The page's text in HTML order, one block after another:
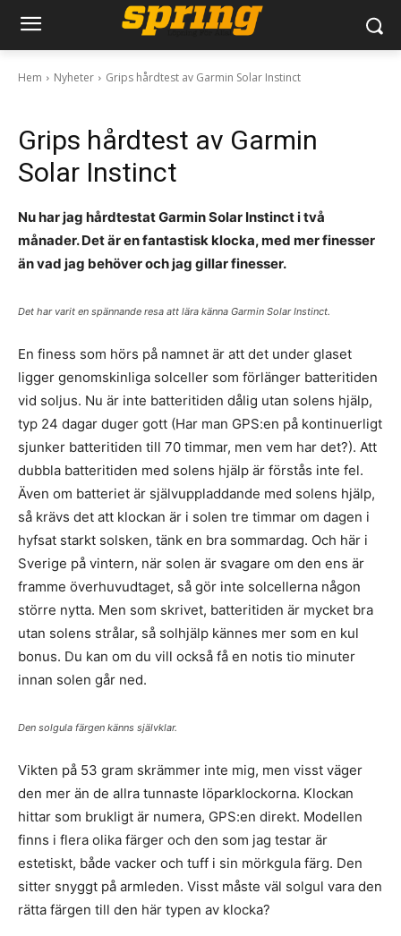
Hem Nyheter Grips hårdtest av Garmin Solar Instinct
Grips hårdtest av Garmin
Solar Instinct
Nu har jag hårdtestat Garmin Solar Instinct i två
månader. Det är en fantastisk klocka, med mer finesser
än vad jag behöver och jag gillar finesser.
Det har varit en spännande resa att lära känna Garmin Solar Instinct.
En finess som hörs på namnet är att det under glaset
ligger genomskinliga solceller som förlänger batteritiden
vid soljus. Nu är inte batteritiden dålig utan solens hjälp,
typ 24 dagar duger gott (Har man GPS:en på kontinuerligt
sjunker batteritiden till 70 timmar, men vem har det?). Att
dubbla batteritiden med solens hjälp är förstås inte fel.
Även om batteriet är självuppladdande med solens hjälp,
så krävs det att klockan är i solen tre timmar om dagen i
hyfsat starkt solsken, tänk en bra sommardag. Och här i
Sverige på vintern, när solen är svagare om den ens är
framme överhuvudtaget, så gör inte solcellerna någon
större nytta. Men som skrivet, batteritiden är mycket bra
utan solens strålar, så solhjälp kännes mer som en kul
bonus. Du kan om du vill också få en notis tio minuter
innan solen går ned.
Den solgula färgen känns självklar.
Vikten på 53 gram skrämmer inte mig, men visst väger
den mer än de allra tunnaste löparklockorna. Klockan
hittar som brukligt är numera, GPS:en direkt. Modellen
finns i flera olika färger och den som jag testar är
estetiskt, både vacker och tuff i sin mörkgula färg. Den
sitter snyggt på armleden. Visst måste väl solgul vara den
rätta färgen till den här typen av klocka?